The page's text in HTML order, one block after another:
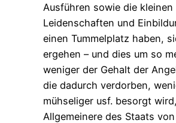
Ausführen sowie die kleinen
Leidenschaften und
einen Tummelplatz haben,
ergehen – und dies um so
weniger der Gehalt der
die dadurch verdorben,
mühseliger usf. besorgt
Allgemeinere des Staats von